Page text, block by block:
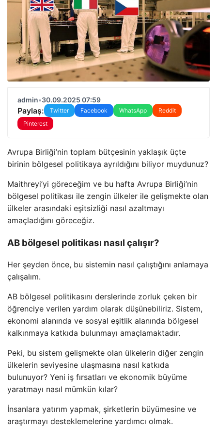
admin•30.09.2025 07:59
Paylaş: Twitter Facebook WhatsApp
Reddit
Pinterest
Avrupa Birliği’nin toplam bütçesinin yaklaşık üçte
birinin bölgesel politikaya ayrıldığını biliyor muydunuz?
Maithreyi’yi göreceğim ve bu hafta Avrupa Birliği’nin
bölgesel politikası ile zengin ülkeler ile gelişmekte olan
ülkeler arasındaki eşitsizliği nasıl azaltmayı
amaçladığını göreceğiz.
AB bölgesel politikası nasıl çalışır?
Her şeyden önce, bu sistemin nasıl çalıştığını anlamaya
çalışalım.
AB bölgesel politikasını derslerinde zorluk çeken bir
öğrenciye verilen yardım olarak düşünebiliriz. Sistem,
ekonomi alanında ve sosyal eşitlik alanında bölgesel
kalkınmaya katkıda bulunmayı amaçlamaktadır.
Peki, bu sistem gelişmekte olan ülkelerin diğer zengin
ülkelerin seviyesine ulaşmasına nasıl katkıda
bulunuyor? Yeni iş fırsatları ve ekonomik büyüme
yaratmayı nasıl mümkün kılar?
İnsanlara yatırım yapmak, şirketlerin büyümesine ve
araştırmayı desteklemelerine yardımcı olmak.